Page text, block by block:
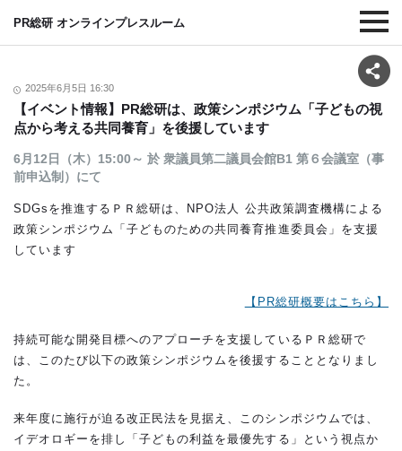
PR総研 オンラインプレスルーム
2025年6月5日 16:30
【イベント情報】PR総研は、政策シンポジウム「子どもの視
点から考える共同養育」を後援しています
6月12日（木）15:00～ 於 衆議員第二議員会館B1 第６会議室（事
前申込制）にて
SDGsを推進するＰＲ総研は、NPO法人 公共政策調査機構による
政策シンポジウム「子どものための共同養育推進委員会」を支援
しています
【PR総研概要はこちら】
持続可能な開発目標へのアプローチを支援しているＰＲ総研で
は、このたび以下の政策シンポジウムを後援することとなりまし
た。
来年度に施行が迫る改正民法を見据え、このシンポジウムでは、
イデオロギーを排し「子どもの利益を最優先する」という視点か